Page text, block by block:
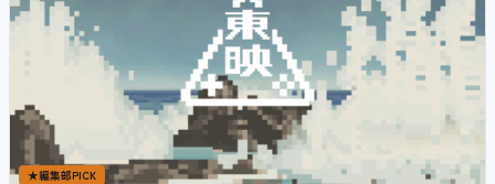
★編集部PICK